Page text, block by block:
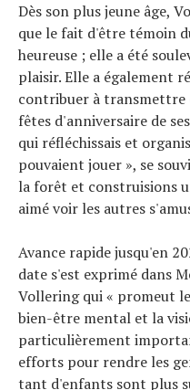
Dès son plus jeune âge,
que le fait d'être témoin
heureuse ; elle a été
plaisir. Elle a également
contribuer à transmettre
fêtes d'anniversaire de
qui réfléchissais et
pouvaient jouer », se
la forêt et construisions
aimé voir les autres
Avance rapide jusqu'en
date s'est exprimé dans
Vollering qui « promeut
bien-être mental et la
particulièrement
efforts pour rendre les
tant d'enfants sont plus